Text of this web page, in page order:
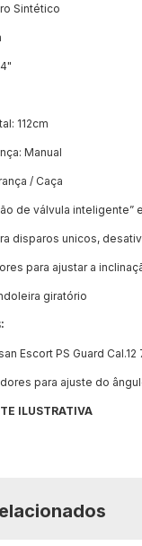
Sintético
112cm
Manual
/ Caça
de válvula inteligente”
disparos unicos,
para ajustar a
giratório
Escort PS Guard
para ajuste do
ILUSTRATIVA